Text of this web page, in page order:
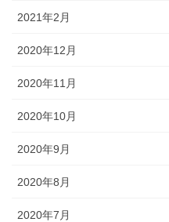
2021年2月
2020年12月
2020年11月
2020年10月
2020年9月
2020年8月
2020年7月